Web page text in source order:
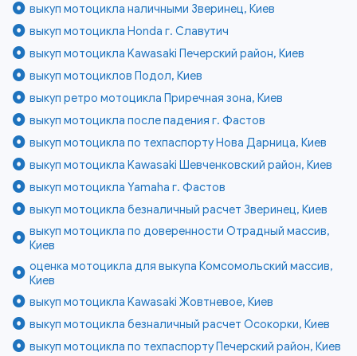
выкуп мотоцикла наличными Зверинец, Киев
выкуп мотоцикла Honda г. Славутич
выкуп мотоцикла Kawasaki Печерский район, Киев
выкуп мотоциклов Подол, Киев
выкуп ретро мотоцикла Приречная зона, Киев
выкуп мотоцикла после падения г. Фастов
выкуп мотоцикла по техпаспорту Нова Дарница, Киев
выкуп мотоцикла Kawasaki Шевченковский район, Киев
выкуп мотоцикла Yamaha г. Фастов
выкуп мотоцикла безналичный расчет Зверинец, Киев
выкуп мотоцикла по доверенности Отрадный массив,
Киев
оценка мотоцикла для выкупа Комсомольский массив,
Киев
выкуп мотоцикла Kawasaki Жовтневое, Киев
выкуп мотоцикла безналичный расчет Осокорки, Киев
выкуп мотоцикла по техпаспорту Печерский район, Киев